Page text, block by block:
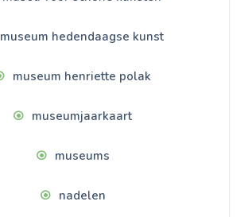
museum hedendaagse kunst
museum henriette polak
museumjaarkaart
museums
nadelen